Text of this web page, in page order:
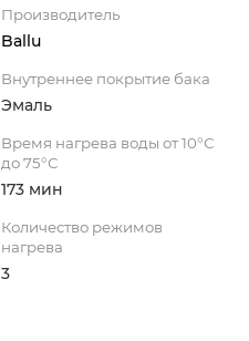
Производитель
Ballu
Внутреннее покрытие бака
Эмаль
Время нагрева воды от 10°С
до 75°С
173 мин
Количество режимов
нагрева
3